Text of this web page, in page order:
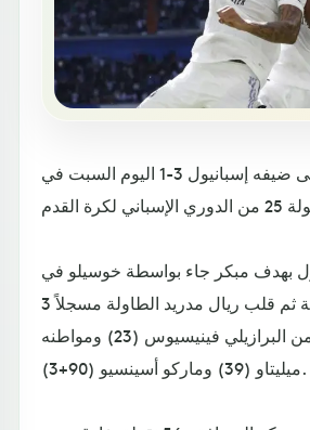
فاز ريال مدريد على ضيفه إسبانيول 3-1 اليوم السبت في
بهدف مبكر جاء بواسطة خوسيلو في
الدقيقة الثامنة ثم قلب ريال مدريد الطاولة مسجلاً 3
أهداف كانت من البرازيلي فينيسيوس (23) ومواطنه
ميليتاو (39) وماركو أسينسيو (90+3).